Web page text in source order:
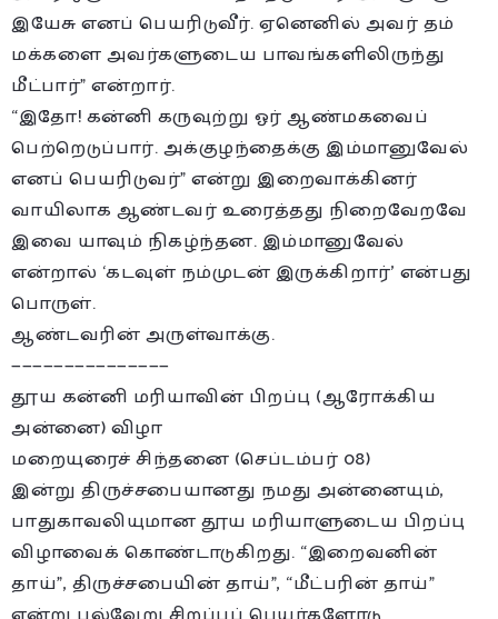
இயேசு எனப் பெயரிடுவீர். ஏனெனில் அவர் தம்
மக்களை அவர்களுடைய பாவங்களிலிருந்து
மீட்பார்” என்றார்.
“இதோ! கன்னி கருவுற்று ஓர் ஆண்மகவைப்
பெற்றெடுப்பார். அக்குழந்தைக்கு இம்மானுவேல்
எனப் பெயரிடுவர்” என்று இறைவாக்கினர்
வாயிலாக ஆண்டவர் உரைத்தது நிறைவேறவே
இவை யாவும் நிகழ்ந்தன. இம்மானுவேல்
என்றால் ‘கடவுள் நம்முடன் இருக்கிறார்’ என்பது
பொருள்.
ஆண்டவரின் அருள்வாக்கு.
———————————————
தூய கன்னி மரியாவின் பிறப்பு (ஆரோக்கிய
அன்னை) விழா
மறையுரைச் சிந்தனை (செப்டம்பர் 08)
இன்று திருச்சபையானது நமது அன்னையும்,
பாதுகாவலியுமான தூய மரியாளுடைய பிறப்பு
விழாவைக் கொண்டாடுகிறது. “இறைவனின்
தாய்”, திருச்சபையின் தாய்”, “மீட்பரின் தாய்”